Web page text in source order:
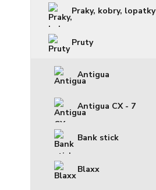
Praky, kobry, lopatky
Pruty
Antigua
Antigua CX - 7
Bank stick
Blaxx